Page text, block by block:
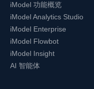
iModel 功能概览
iModel Analytics Studio
iModel Enterprise
iModel Flowbot
iModel Insight
AI 智能体